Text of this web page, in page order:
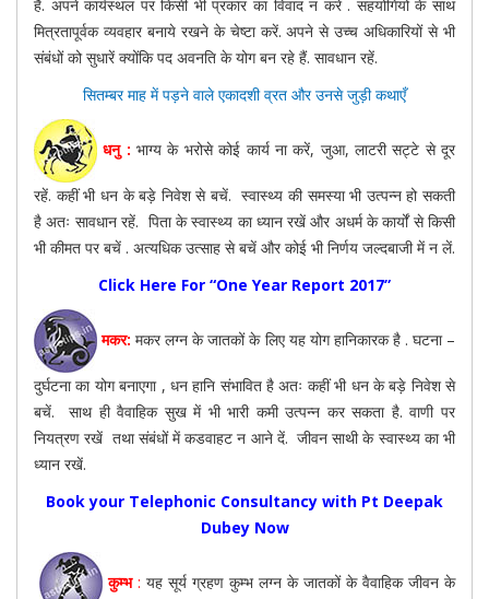
हैं. अपने कार्यस्थल पर किसी भी प्रकार का विवाद न करें . सहयोगियों के साथ
मित्रतापूर्वक व्यवहार बनाये रखने के चेष्टा करें. अपने से उच्च अधिकारियों से भी
संबंधों को सुधारें क्योंकि पद अवनति के योग बन रहे हैं. सावधान रहें.
सितम्बर माह में पड़ने वाले एकादशी व्रत और उनसे जुड़ी कथाएँ
धनु : भाग्य के भरोसे कोई कार्य ना करें, जुआ, लाटरी सट्टे से दूर
रहें. कहीं भी धन के बड़े निवेश से बचें. स्वास्थ्य की समस्या भी उत्पन्न हो सकती
है अतः सावधान रहें. पिता के स्वास्थ्य का ध्यान रखें और अधर्म के कार्यों से किसी
भी कीमत पर बचें . अत्यधिक उत्साह से बचें और कोई भी निर्णय जल्दबाजी में न लें.
Click Here For “One Year Report 2017”
मकर: मकर लग्न के जातकों के लिए यह योग हानिकारक है . घटना –
दुर्घटना का योग बनाएगा , धन हानि संभावित है अतः कहीं भी धन के बड़े निवेश से
बचें. साथ ही वैवाहिक सुख में भी भारी कमी उत्पन्न कर सकता है. वाणी पर
नियत्रण रखें तथा संबंधों में कडवाहट न आने दें. जीवन साथी के स्वास्थ्य का भी
ध्यान रखें.
Book your Telephonic Consultancy with Pt Deepak
Dubey Now
कुम्भ: यह सूर्य ग्रहण कुम्भ लग्न के जातकों के वैवाहिक जीवन के